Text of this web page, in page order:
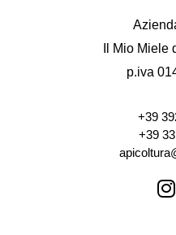
Il Mio Miele
p.iva
+39
+39